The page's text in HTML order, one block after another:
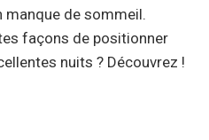
manque de sommeil.
façons de positionner
nuits ? Découvrez !